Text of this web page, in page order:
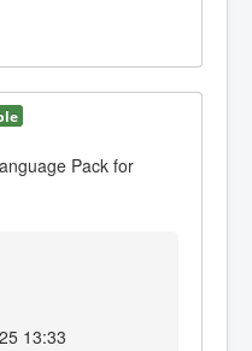
Pack for
13:33